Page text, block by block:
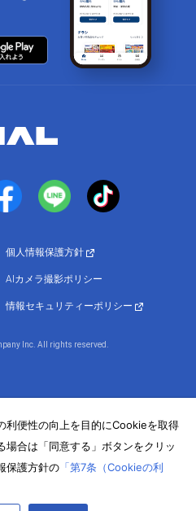
個人情報保護方針
AIカメラ撮影ポリシー
情報セキュリティーポリシー
Inc. All rights reserved.
利便性の向上を目的にCookieを取得
場合は「同意する」ボタンをクリッ
保護方針の 「第7条（Cookieの利